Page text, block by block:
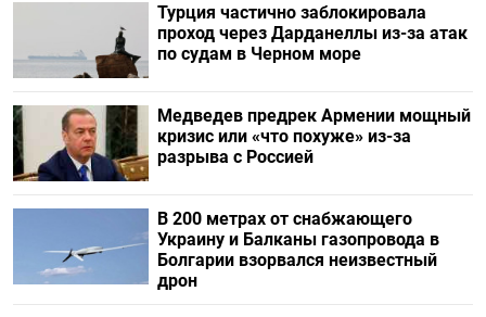
Турция частично заблокировала
проход через Дарданеллы из-за атак
по судам в Черном море
Медведев предрек Армении мощный
кризис или «что похуже» из-за
разрыва с Россией
В 200 метрах от снабжающего
Украину и Балканы газопровода в
Болгарии взорвался неизвестный
дрон